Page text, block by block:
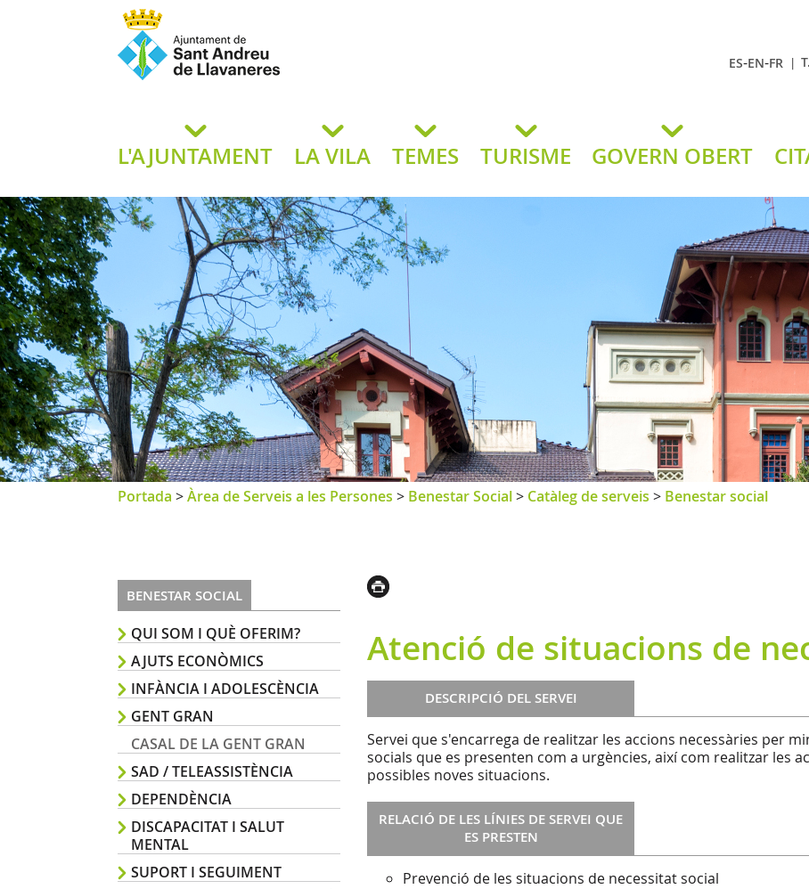
de Llavaneres
ES-EN-FR
L'AJUNTAMENT LA VILA TEMES TURISME GOVERN OBERT
Portada >Àrea de Serveis a les Persones > Benestar Social> Catàleg de serveis > Benestar social
BENESTAR SOCIAL
QUI SOM I QUÈ OFERIM?
AJUTS ECONÒMICS
INFÀNCIA I ADOLESCÈNCIA
GENT GRAN
CASAL DE LA GENT GRAN
SAD / TELEASSISTÈNCIA
DEPENDÈNCIA
DISCAPACITAT I SALUT
MENTAL
SUPORT I SEGUIMENT
Atenció de situacions de
DESCRIPCIÓ DEL SERVEI
Servei que s'encarrega de realitzar les accions necessàries per
socials que es presenten com a urgències, així com realitzar les
possibles noves situacions.
RELACIÓ DE LES LÍNIES DE SERVEI QUE
ES PRESTEN
Prevenció de les situacions de necessitat social